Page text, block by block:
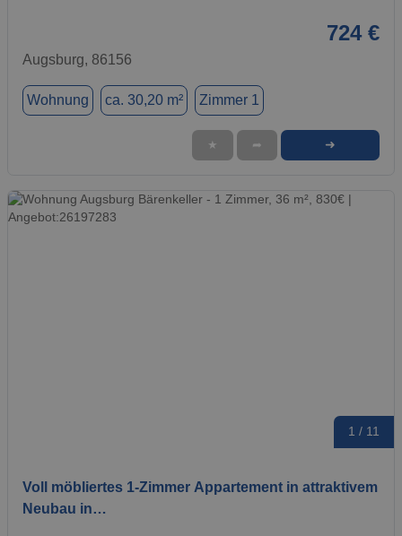
724 €
Augsburg, 86156
Wohnung ca. 30,20 m² Zimmer 1
★ ➦ ➜
1 / 11
Voll möbliertes 1-Zimmer Appartement in attraktivem
Neubau in…